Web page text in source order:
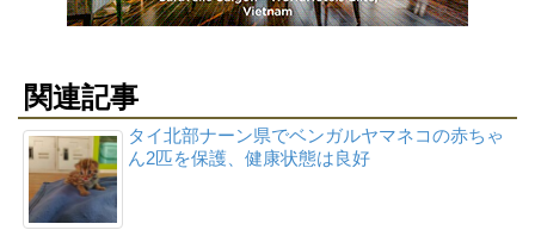
関連記事
タイ北部ナーン県でベンガルヤマネコの赤ちゃ
ん2匹を保護、健康状態は良好